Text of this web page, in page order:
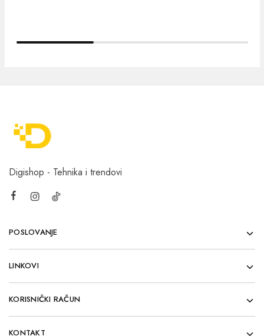
Digishop - Tehnika i trendovi
POSLOVANJE
LINKOVI
KORISNIČKI RAČUN
KONTAKT